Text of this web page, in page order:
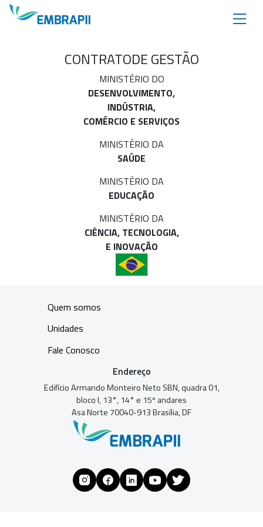
CONTRATODE GESTÃO
MINISTÉRIO DO
DESENVOLVIMENTO,
INDÚSTRIA,
COMÉRCIO E SERVIÇOS
MINISTÉRIO DA
SAÚDE
MINISTÉRIO DA
EDUCAÇÃO
MINISTÉRIO DA
CIÊNCIA, TECNOLOGIA,
E INOVAÇÃO
Quem somos
Unidades
Fale Conosco
Endereço
Edifício Armando Monteiro Neto SBN, quadra 01,
bloco I, 13°, 14° e 15º andares
Asa Norte 70040-913 Brasília, DF